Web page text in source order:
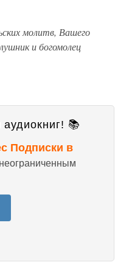
молитв, Вашего
и богомолец
📚
Подписки в